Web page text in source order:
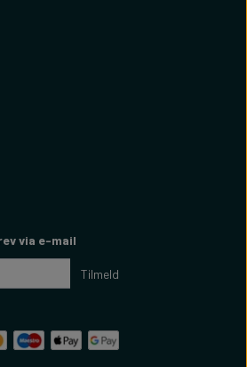
via e-mail
Tilmeld